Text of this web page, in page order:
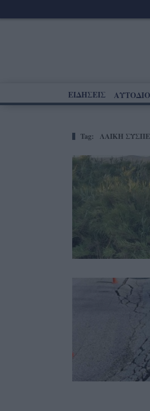
ΕΙΔΗΣΕΙΣ
Tag: ΛΑΙΚΗ